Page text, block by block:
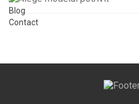
Blog
Contact